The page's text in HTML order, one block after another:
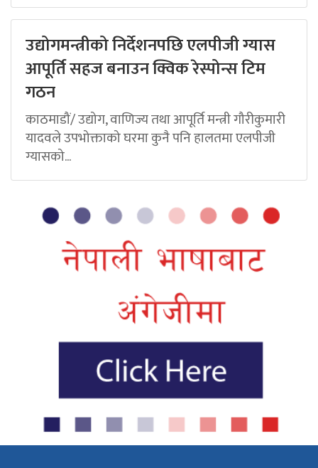
उद्योगमन्त्रीको निर्देशनपछि एलपीजी ग्यास
आपूर्ति सहज बनाउन क्विक रेस्पोन्स टिम
गठन
काठमाडौं/ उद्योग, वाणिज्य तथा आपूर्ति मन्त्री गौरीकुमारी
यादवले उपभोक्ताको घरमा कुनै पनि हालतमा एलपीजी
ग्यासको...